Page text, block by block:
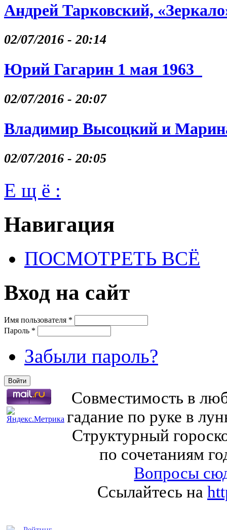
Андрей Тарковский,
02/07/2016 - 20:14
Юрий Гагарин 1 мая 1963
02/07/2016 - 20:07
Владимир Высоцкий и
02/07/2016 - 20:05
Е щ ё :
Навигация
ПОСМОТРЕТЬ ВСЁ
Вход на сайт
Имя пользователя *
Пароль *
Забыли пароль?
Совместимость в
гадание по руке в
Структурный
по сочетаниям
Вопросы
Ссылайтесь на